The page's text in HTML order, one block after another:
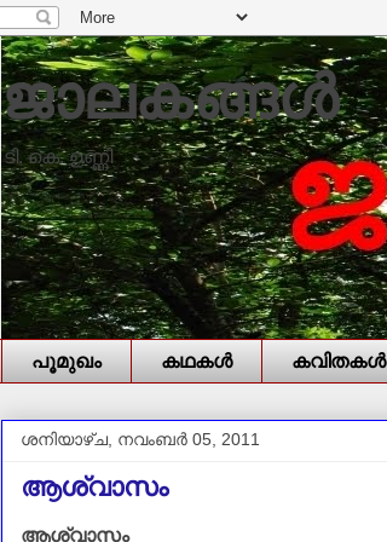
ജാലകങ്ങൾ
ടി. കെ. ഉണ്ണി
പൂമുഖം കഥകള്‍ കവിതകള്‍
ശനിയാഴ്‌ച, നവംബർ 05, 2011
ആശ്വാസം
ആശ്വാസം